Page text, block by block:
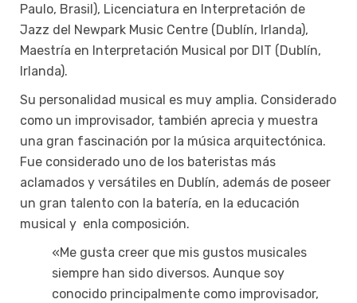
Paulo, Brasil), Licenciatura en Interpretación de
Jazz del Newpark Music Centre (Dublín, Irlanda),
Maestría en Interpretación Musical por DIT (Dublín,
Irlanda).
Su personalidad musical es muy amplia. Considerado
como un improvisador, también aprecia y muestra
una gran fascinación por la música arquitectónica.
Fue considerado uno de los bateristas más
aclamados y versátiles en Dublín, además de poseer
un gran talento con la batería, en la educación
musical y enla composición.
«Me gusta creer que mis gustos musicales
siempre han sido diversos. Aunque soy
conocido principalmente como improvisador,